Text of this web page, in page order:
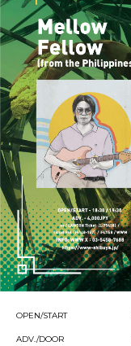
OPEN/START
ADV./DOOR